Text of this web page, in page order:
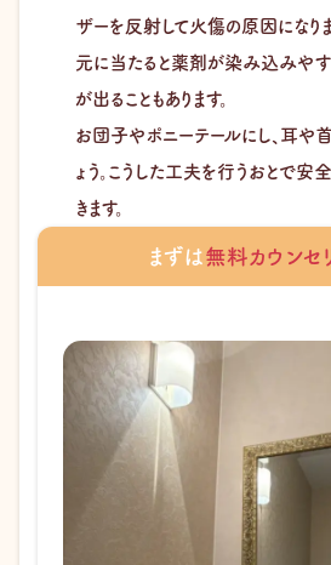
ザーを反射して火傷の原因になりま
元に当たると薬剤が染み込みやす
が出ることもあります。
お団子やポニーテールにし、耳や首
ょう。こうした工夫を行うおとで安
きます。
まずは無料カウンセ